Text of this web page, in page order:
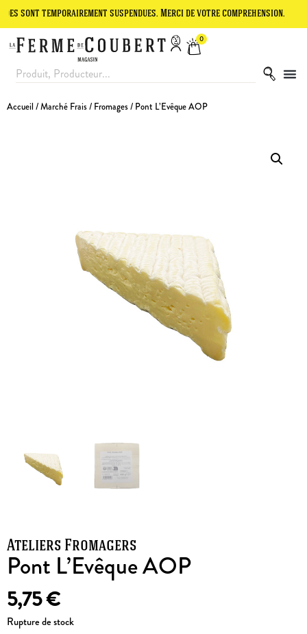
suspendues. Merci de votre compréhension. Le
0
Accueil /Marché Frais/ Fromages/ Pont L’Evêque AOP
Ateliers Fromagers
Pont L’Evêque AOP
5,75€
Rupture de stock